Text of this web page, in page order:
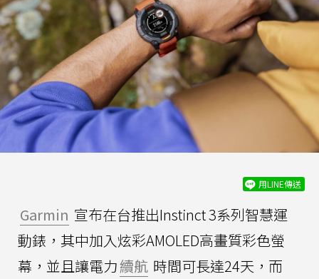
用LINE傳送
Garmin 宣布在台推出Instinct 3系列智慧運
動錶，其中加入炫彩AMOLED高畫質彩色螢
幕，並且讓電力續航 時間可長達24天，而